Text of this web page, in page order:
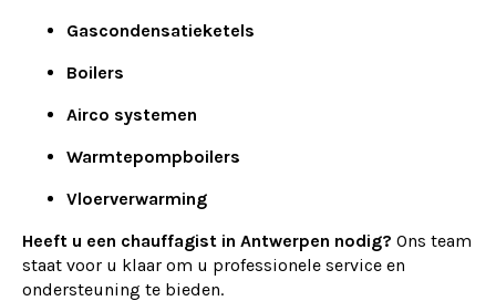
Gascondensatieketels
Boilers
Airco systemen
Warmtepompboilers
Vloerverwarming
Heeft u een chauffagist in Antwerpen nodig? Ons team
staat voor u klaar om u professionele service en
ondersteuning te bieden.